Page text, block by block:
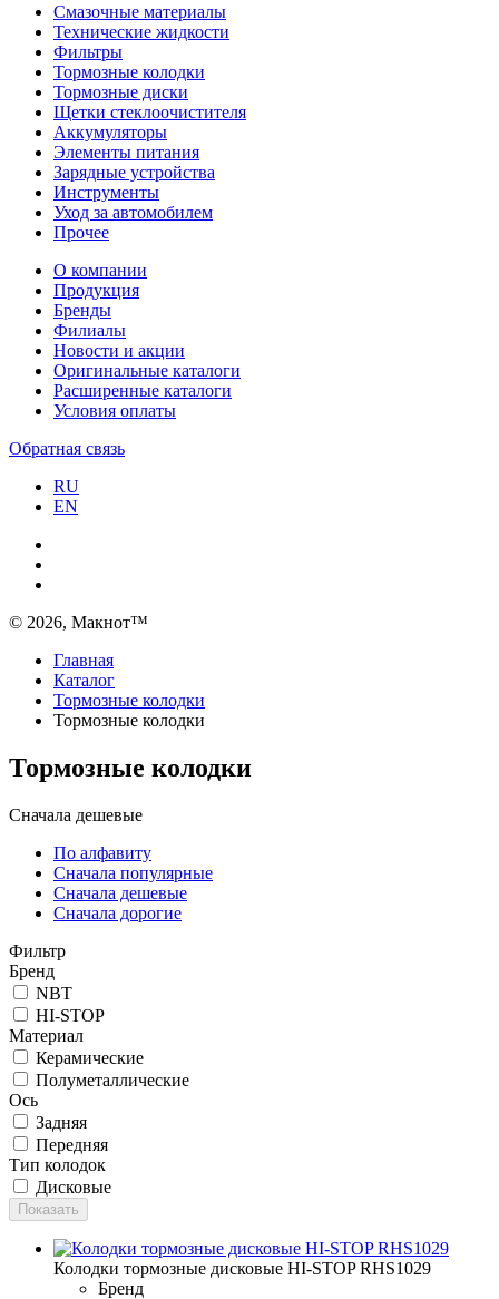
Смазочные материалы
Технические жидкости
Фильтры
Тормозные колодки
Тормозные диски
Щетки стеклоочистителя
Аккумуляторы
Элементы питания
Зарядные устройства
Инструменты
Уход за автомобилем
Прочее
О компании
Продукция
Бренды
Филиалы
Новости и акции
Оригинальные каталоги
Расширенные каталоги
Условия оплаты
Обратная связь
RU
EN
© 2026, Макнот™
Главная
Каталог
Тормозные колодки
Тормозные колодки
Тормозные колодки
Сначала дешевые
По алфавиту
Сначала популярные
Сначала дешевые
Сначала дорогие
Фильтр
Бренд
NBT
HI-STOP
Материал
Керамические
Полуметаллические
Ось
Задняя
Передняя
Тип колодок
Дисковые
Показать
Колодки тормозные дисковые HI-STOP RHS1029
Бренд